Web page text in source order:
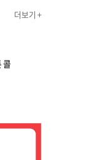
더보기 +
콜